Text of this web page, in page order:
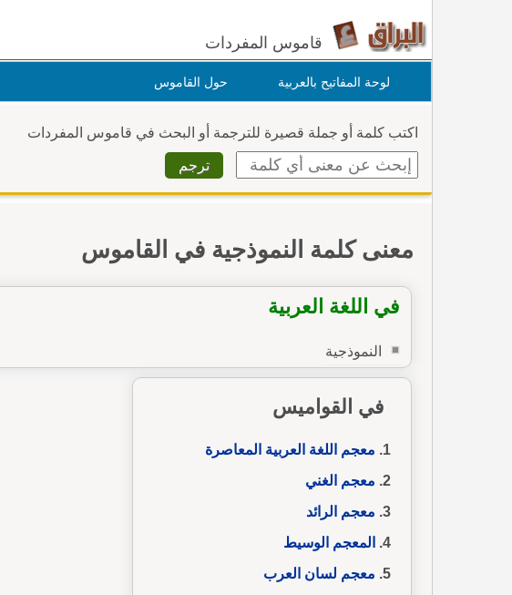
قاموس المفردات
لوحة المفاتيح بالعربية حول القاموس
اكتب كلمة أو جملة قصيرة للترجمة أو البحث في قاموس المفردات
معنى كلمة النموذجية في القاموس
في اللغة العربية
النموذجية
في القواميس
معجم اللغة العربية المعاصرة
معجم الغني
معجم الرائد
المعجم الوسيط
معجم لسان العرب